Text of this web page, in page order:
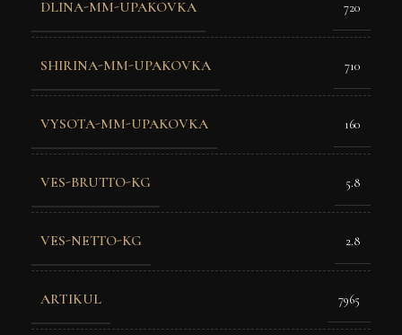
DLINA-MM-UPAKOVKA 720
SHIRINA-MM-UPAKOVKA 710
VYSOTA-MM-UPAKOVKA 160
VES-BRUTTO-KG 5.8
VES-NETTO-KG 2.8
ARTIKUL 7965